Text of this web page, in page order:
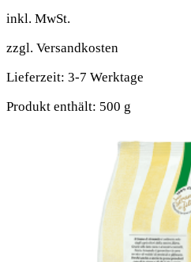
inkl. MwSt.
zzgl. Versandkosten
Lieferzeit: 3-7 Werktage
Produkt enthält: 500 g